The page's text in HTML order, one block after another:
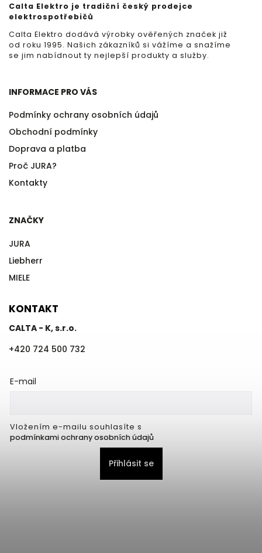
Calta Elektro je tradiční český prodejce
elektrospotřebičů
Calta Elektro dodává výrobky ověřených značek již
od roku 1995. Našich zákazníků si vážíme a snažíme
se jim nabídnout ty nejlepší produkty a služby.
INFORMACE PRO VÁS
Podmínky ochrany osobních údajů
Obchodní podmínky
Doprava a platba
Proč JURA?
Kontakty
ZNAČKY
JURA
Liebherr
MIELE
KONTAKT
CALTA - K, s.r.o.
+420 724 500 732
E-mail
Vložením e-mailu souhlasíte s
podmínkami ochrany osobních údajů
Přihlásit se